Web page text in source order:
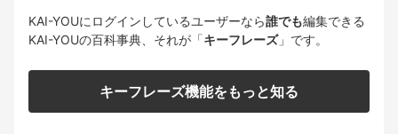
KAI-YOUにログインしているユーザーなら誰でも編集できる
KAI-YOUの百科事典、それが「キーフレーズ」です。
キーフレーズ機能をもっと知る